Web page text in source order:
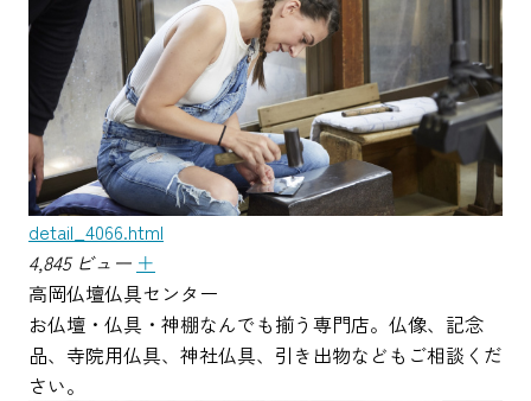
detail_4066.html
4,845 ビュー ＋
高岡仏壇仏具センター
お仏壇・仏具・神棚なんでも揃う専門店。仏像、記念
品、寺院用仏具、神社仏具、引き出物などもご相談くだ
さい。